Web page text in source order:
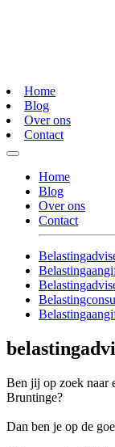
Home
Blog
Over ons
Contact
Home
Blog
Over ons
Contact
Ben jij op zoek naar
Bruntinge?
Dan ben je op de